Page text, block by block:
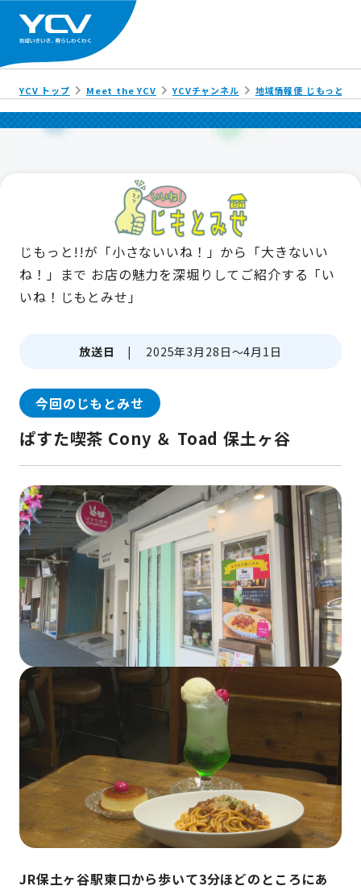
YCV トップ Meet the YCV YCVチャンネル 地域情報便 じもっと!!
じもっと!!が「小さないいね！」から「大きないい
ね！」まで お店の魅力を深堀りしてご紹介する「い
いね！じもとみせ」
放送日 | 2025年3月28日～4月1日
今回のじもとみせ
ぱすた喫茶 Cony ＆ Toad 保土ヶ谷
JR保土ヶ谷駅東口から歩いて3分ほどのところにあ